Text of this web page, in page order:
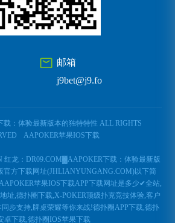
邮箱
j9bet@j9.fo
载：体验最新版本的独特特性 ALL RIGHTS
AAPOKER苹果IOS下载
红龙：DR09.COM▓AAPOKER下载：体验最新版
官方下载网址(JHLIANYUNGANG.COM)以下简
苹果IOS下载APP下载网址是多少✔全站,
址,德扑圈下载,X-POKER顶级扑克竞技体验,客户
步支持,牌桌荣耀等你来战!德扑圈APP下载,德扑
卓下载,德扑圈IOS苹果下载